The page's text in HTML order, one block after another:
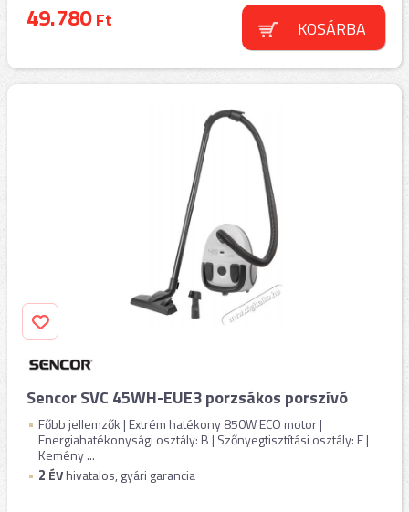
49.780Ft KOSÁRBA
Sencor SVC 45WH-EUE3 porzsákos porszívó
Főbb jellemzők | Extrém hatékony 850W ECO motor |
Energiahatékonysági osztály: B | Szőnyegtisztítási osztály: E |
Kemény ...
2 ÉVhivatalos, gyári garancia